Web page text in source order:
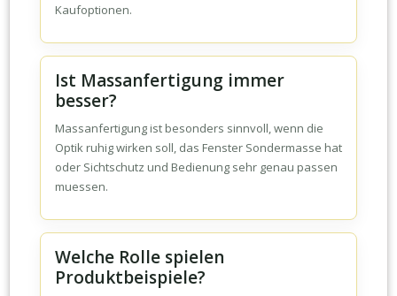
Kaufoptionen.
Ist Massanfertigung immer
besser?
Massanfertigung ist besonders sinnvoll, wenn die
Optik ruhig wirken soll, das Fenster Sondermasse hat
oder Sichtschutz und Bedienung sehr genau passen
muessen.
Welche Rolle spielen
Produktbeispiele?